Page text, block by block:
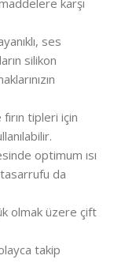
ses
silikon
tipleri için
optimum ısı
da
olmak üzere çift
takip